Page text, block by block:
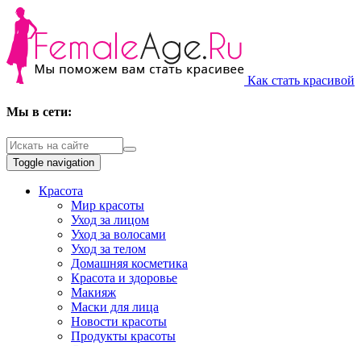
Как стать красивой
Мы в сети:
Toggle navigation
Красота
Мир красоты
Уход за лицом
Уход за волосами
Уход за телом
Домашняя косметика
Красота и здоровье
Макияж
Маски для лица
Новости красоты
Продукты красоты